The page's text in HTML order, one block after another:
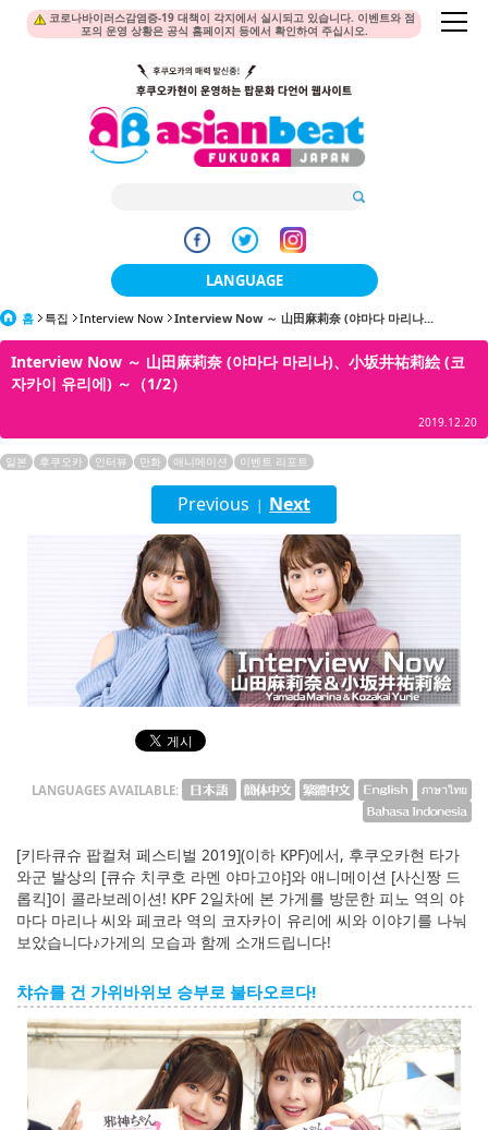
코로나바이러스감염증-19 대책이 각지에서 실시되고 있습니다. 이벤트와 점
포의 운영 상황은 공식 홈페이지 등에서 확인하여 주십시오.
LANGUAGE
日本語
한국어
繁體中文
English
tiéng Viêt
Bahasa Indonesia
홈 특집 Interview Now Interview Now ～ 山田麻莉奈 (야마다 마리나...
Interview Now ～ 山田麻莉奈 (야마다 마리나)、小坂井祐莉絵 (코
자카이 유리에) ～（1/2）
2019.12.20
일본 후쿠오카 인터뷰 만화 애니메이션 이벤트 리포트
Previous | Next
LANGUAGES AVAILABLE:
[키타큐슈 팝컬쳐 페스티벌 2019](이하 KPF)에서, 후쿠오카현 타가
와군 발상의 [큐슈 치쿠호 라멘 야마고야]와 애니메이션 [사신짱 드
롭킥]이 콜라보레이션! KPF 2일차에 본 가게를 방문한 피노 역의 야
마다 마리나 씨와 페코라 역의 코자카이 유리에 씨와 이야기를 나눠
보았습니다♪가게의 모습과 함께 소개드립니다!
챠슈를 건 가위바위보 승부로 불타오르다!